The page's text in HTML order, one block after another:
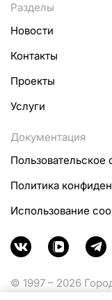
Разделы
Новости
Контакты
Проекты
Услуги
Документация
Пользовательское
Политика
Использование
© 1997 – 2026